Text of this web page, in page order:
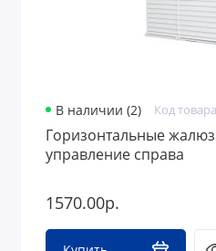
В наличии (2) Код
Горизонтальные
управление справа
1570.00р.